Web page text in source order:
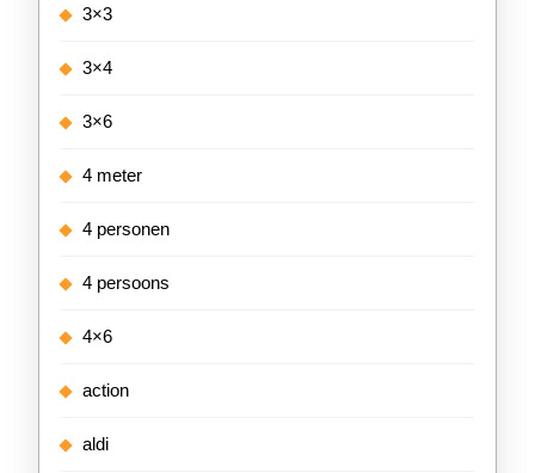
3×3
3×4
3×6
4 meter
4 personen
4 persoons
4×6
action
aldi